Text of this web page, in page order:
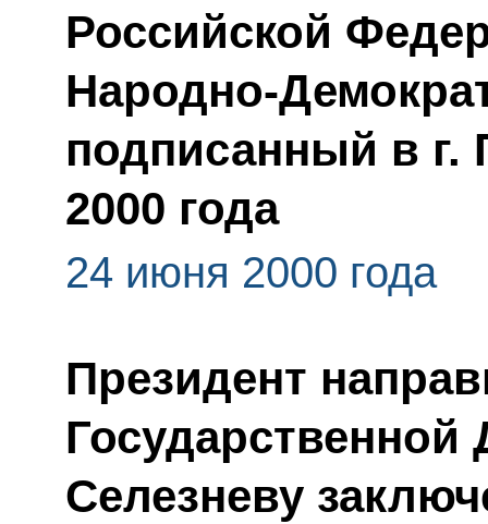
Российской
Народно-
подписанный в г.
2000 года
24 июня 2000 года
Президент
Селезневу